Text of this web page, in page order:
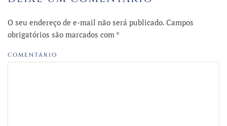
O seu endereço de e-mail não será publicado. Campos
obrigatórios são marcados com *
COMENTÁRIO